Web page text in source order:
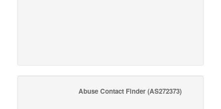
Abuse Contact Finder (AS272373)